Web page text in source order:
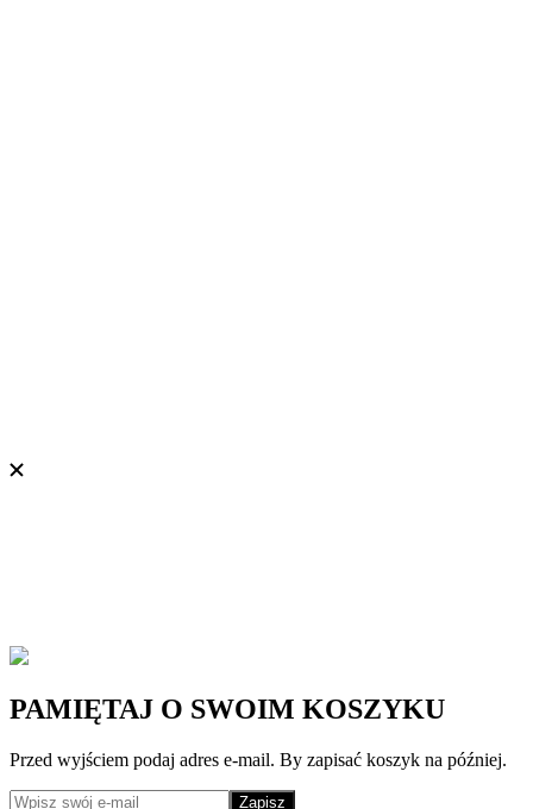
PAMIĘTAJ O SWOIM KOSZYKU
Przed wyjściem podaj adres e-mail. By zapisać koszyk na później.
Zapisz